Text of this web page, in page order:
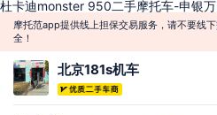
杜卡迪monster 950二手摩托车-申银
摩托范app提供线上担保交易服务，请不要线
全！
北京181s机车